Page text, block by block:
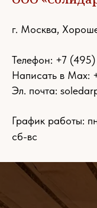
г. Москва,
Телефон: +7
Написать в Max:
Эл. почта:
График работы:
сб-вс